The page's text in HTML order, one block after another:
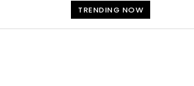
TRENDING NOW